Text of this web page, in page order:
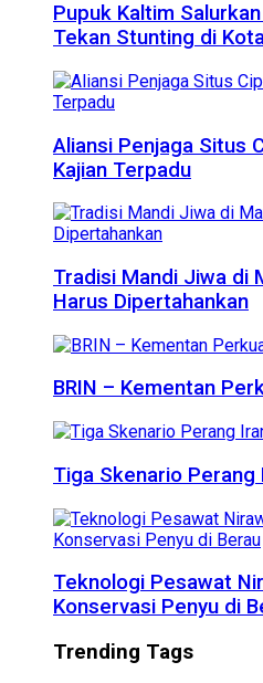
Pupuk Kaltim
Tekan Stunting di
Aliansi Penjaga Situs
Kajian Terpadu
Tradisi Mandi Jiwa di
Harus Dipertahankan
BRIN – Kementan
Tiga Skenario Perang
Teknologi Pesawat
Konservasi Penyu di
Trending Tags